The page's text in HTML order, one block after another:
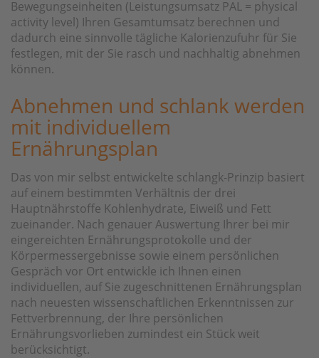
Bewegungseinheiten (Leistungsumsatz PAL = physical
activity level) Ihren Gesamtumsatz berechnen und
dadurch eine sinnvolle tägliche Kalorienzufuhr für Sie
festlegen, mit der Sie rasch und nachhaltig abnehmen
können.
Abnehmen und schlank werden
mit individuellem
Ernährungsplan
Das von mir selbst entwickelte schlangk-Prinzip basiert
auf einem bestimmten Verhältnis der drei
Hauptnährstoffe Kohlenhydrate, Eiweiß und Fett
zueinander. Nach genauer Auswertung Ihrer bei mir
eingereichten Ernährungsprotokolle und der
Körpermessergebnisse sowie einem persönlichen
Gespräch vor Ort entwickle ich Ihnen einen
individuellen, auf Sie zugeschnittenen Ernährungsplan
nach neuesten wissenschaftlichen Erkenntnissen zur
Fettverbrennung, der Ihre persönlichen
Ernährungsvorlieben zumindest ein Stück weit
berücksichtigt.